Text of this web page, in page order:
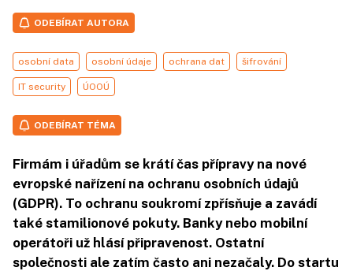
ODEBÍRAT AUTORA
osobní data osobní údaje ochrana dat šifrování
IT security ÚOOÚ
ODEBÍRAT TÉMA
Firmám i úřadům se krátí čas přípravy na nové
evropské nařízení na ochranu osobních údajů
(GDPR). To ochranu soukromí zpřísňuje a zavádí
také stamilionové pokuty. Banky nebo mobilní
operátoři už hlásí připravenost. Ostatní
společnosti ale zatím často ani nezačaly. Do startu